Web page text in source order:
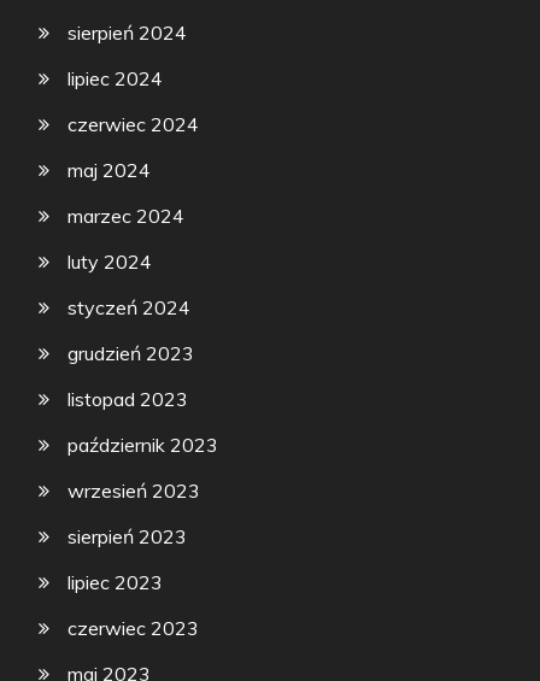
sierpień 2024
lipiec 2024
czerwiec 2024
maj 2024
marzec 2024
luty 2024
styczeń 2024
grudzień 2023
listopad 2023
październik 2023
wrzesień 2023
sierpień 2023
lipiec 2023
czerwiec 2023
maj 2023